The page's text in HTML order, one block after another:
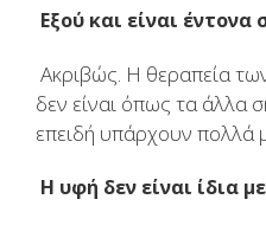
Εξού και είναι
Ακριβώς. Η θεραπεία
δεν είναι όπως τα άλλα
επειδή υπάρχουν πολλά
Η υφή δεν είναι ίδια